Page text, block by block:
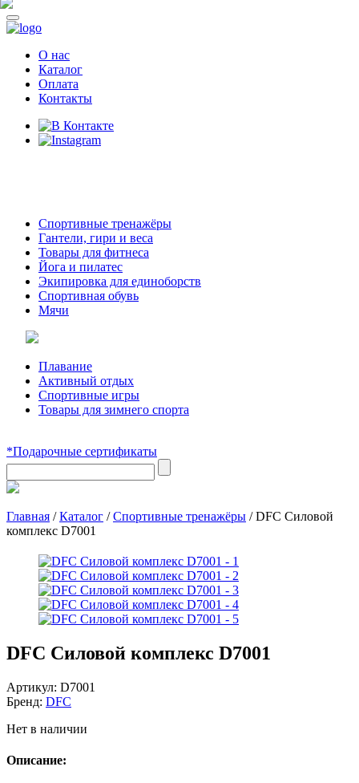
О нас
Каталог
Оплата
Контакты
Спортивные тренажёры
Гантели, гири и веса
Товары для фитнеса
Йога и пилатес
Экипировка для единоборств
Спортивная обувь
Мячи
Плавание
Активный отдых
Спортивные игры
Товары для зимнего спорта
*Подарочные сертификаты
Главная /Каталог /Спортивные тренажёры /DFC Силовой
комплекс D7001
DFC Силовой комплекс D7001
Артикул: D7001
Бренд: DFC
Нет в наличии
Описание: